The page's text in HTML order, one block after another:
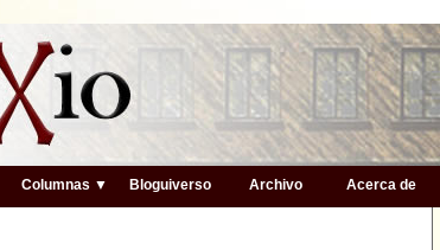
Columnas ▼ Bloguiverso Archivo Acerca de